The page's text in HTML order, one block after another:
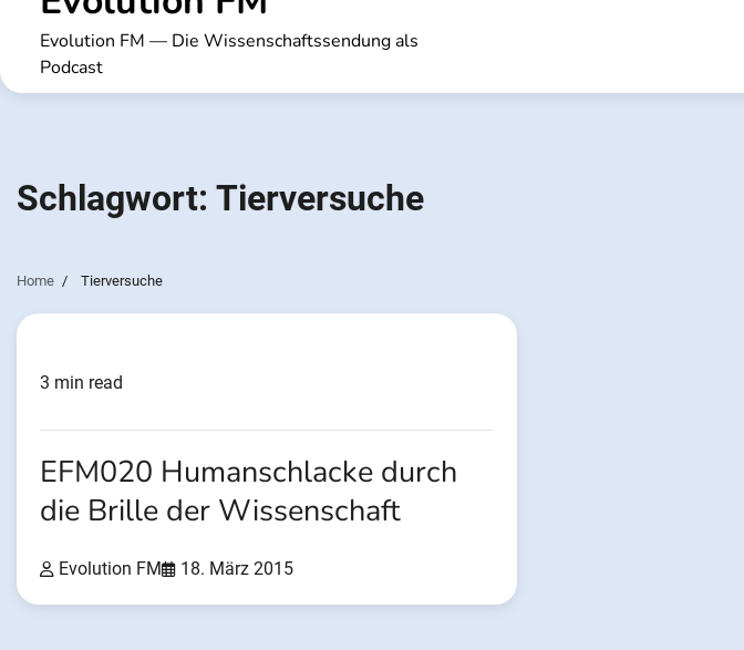
Evolution FM — Die Wissenschaftssendung als
Podcast
Schlagwort: Tierversuche
Home Tierversuche
3 min read
EFM020 Humanschlacke durch
die Brille der Wissenschaft
Evolution FM 18. März 2015